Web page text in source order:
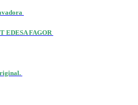
EDESA FAGOR